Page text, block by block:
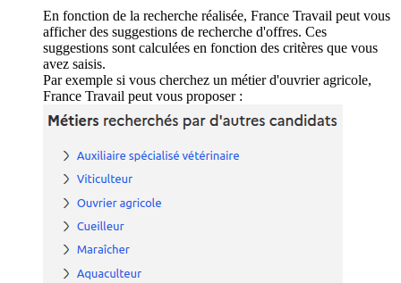
En fonction de la recherche réalisée, France Travail peut vous
afficher des suggestions de recherche d'offres. Ces
suggestions sont calculées en fonction des critères que vous
avez saisis.
Par exemple si vous cherchez un métier d'ouvrier agricole,
France Travail peut vous proposer :